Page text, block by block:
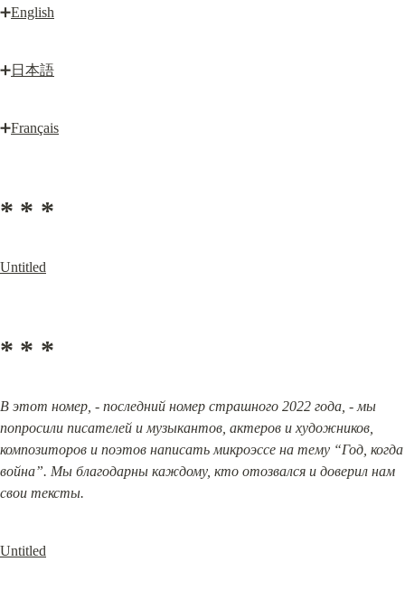
➕English
➕日本語
➕Français
* * *
Untitled
* * *
В этот номер, - последний номер страшного 2022 года, - мы
попросили писателей и музыкантов, актеров и художников,
композиторов и поэтов написать микроэссе на тему “Год, когда
война”. Мы благодарны каждому, кто отозвался и доверил нам
свои тексты.
Untitled